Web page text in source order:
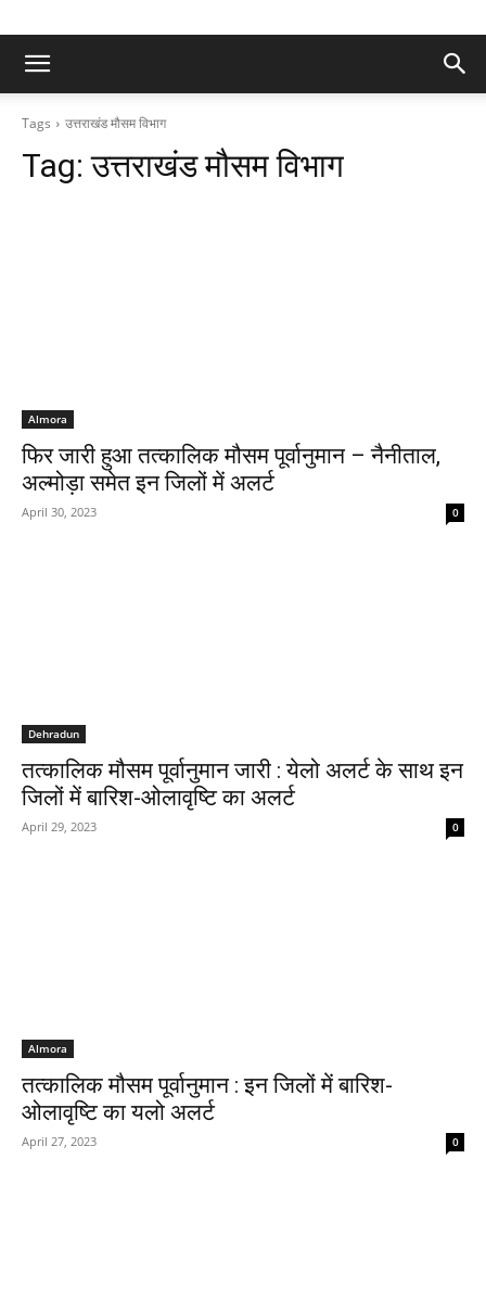
Tags उत्तराखंड मौसम विभाग
Tag:उत्तराखंड मौसम विभाग
Almora
फिर जारी हुआ तत्कालिक मौसम पूर्वानुमान – नैनीताल,
अल्मोड़ा समेत इन जिलों में अलर्ट
April 30, 2023 0
Dehradun
तत्कालिक मौसम पूर्वानुमान जारी : येलो अलर्ट के साथ इन
जिलों में बारिश-ओलावृष्टि का अलर्ट
April 29, 2023 0
Almora
तत्कालिक मौसम पूर्वानुमान : इन जिलों में बारिश-
ओलावृष्टि का यलो अलर्ट
April 27, 2023 0